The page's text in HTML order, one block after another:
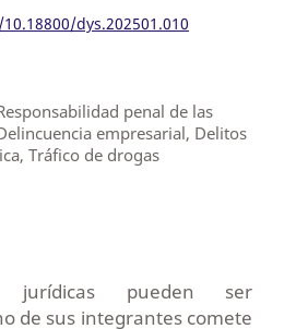
dys.202501.010
penal de las
empresarial, Delitos
Tráfico de drogas
jurídicas pueden ser
de sus integrantes comete